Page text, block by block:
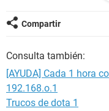
Gracias por adelantado
Compartir
Consulta también:
[AYUDA] Cada 1 hora
192.168.o.1
Trucos de dota 1